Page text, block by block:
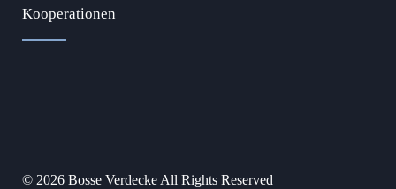
Kooperationen
© 2026 Bosse Verdecke All Rights Reserved